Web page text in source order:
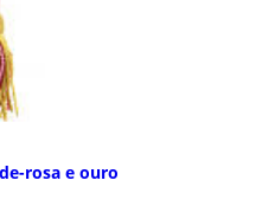
rosa e ouro